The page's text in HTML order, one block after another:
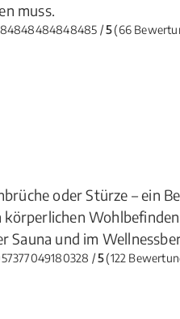
muss.
/5(66
oder Stürze – ein
körperlichen
Sauna und im
/5(122